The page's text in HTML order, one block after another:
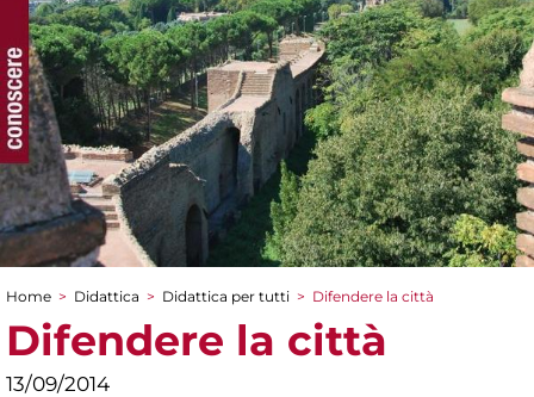
Tu sei qui
Home > Didattica > Didattica per tutti > Difendere la città
Difendere la città
13/09/2014